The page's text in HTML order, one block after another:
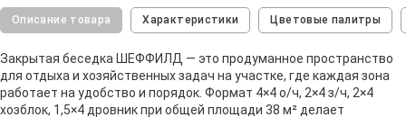
Описание товара Характеристики Цветовые палитры
Закрытая беседка ШЕФФИЛД — это продуманное пространство
для отдыха и хозяйственных задач на участке, где каждая зона
работает на удобство и порядок. Формат 4×4 о/ч, 2×4 з/ч, 2×4
хозблок, 1,5×4 дровник при общей площади 38 м² делает